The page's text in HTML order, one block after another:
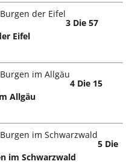
3 Die 57
Eifel
4 Die 15
Allgäu
5 Die
im Schwarzwald